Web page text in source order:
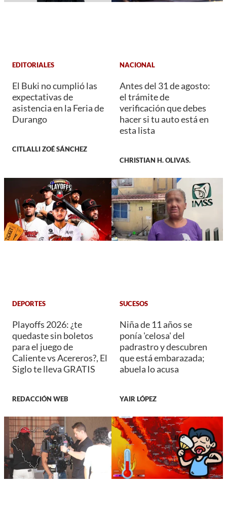
EDITORIALES
El Buki no cumplió las
expectativas de
asistencia en la Feria de
Durango
CITLALLI ZOÉ SÁNCHEZ
NACIONAL
Antes del 31 de agosto:
el trámite de
verificación que debes
hacer si tu auto está en
esta lista
CHRISTIAN H. OLIVAS.
DEPORTES
Playoffs 2026: ¿te
quedaste sin boletos
para el juego de
Caliente vs Acereros?, El
Siglo te lleva GRATIS
REDACCIÓN WEB
SUCESOS
Niña de 11 años se
ponía 'celosa' del
padrastro y descubren
que está embarazada;
abuela lo acusa
YAIR LÓPEZ